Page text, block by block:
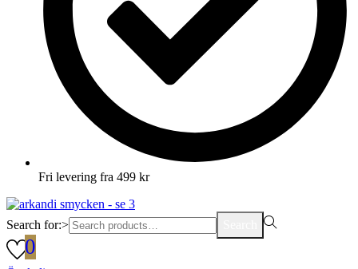
Fri levering fra 499 kr
Search for:>
0